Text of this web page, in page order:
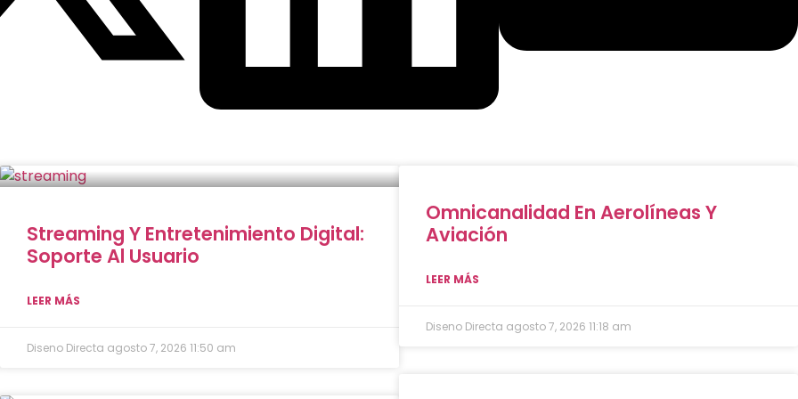
Streaming Y Entretenimiento Digital:
Soporte Al Usuario
LEER MÁS
Diseno Directa agosto 7, 2026 11:50 am
Omnicanalidad En Aerolíneas Y
Aviación
LEER MÁS
Diseno Directa agosto 7, 2026 11:18 am